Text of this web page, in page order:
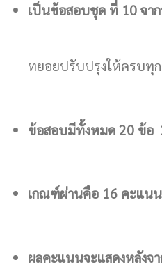
เป็นข้อสอบชุด ที่ 10 จา
ทยอยปรับปรุงให้ครบทุ
ข้อสอบมีทั้งหมด 20 ข้อ
เกณฑ์ผ่านคือ 16 คะแน
ผลคะแนนจะแสดงหลัง